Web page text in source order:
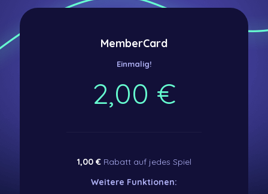
MemberCard
Einmalig!
2,00 €
1,00 €Rabatt auf jedes Spiel
Weitere Funktionen: